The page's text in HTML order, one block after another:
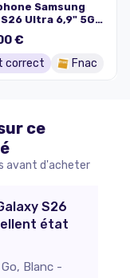
Samsung
Ultra 6,9" 5G
512 Go Blanc
€
correct Fnac
ce
avant d'acheter
S26
état
Blanc -